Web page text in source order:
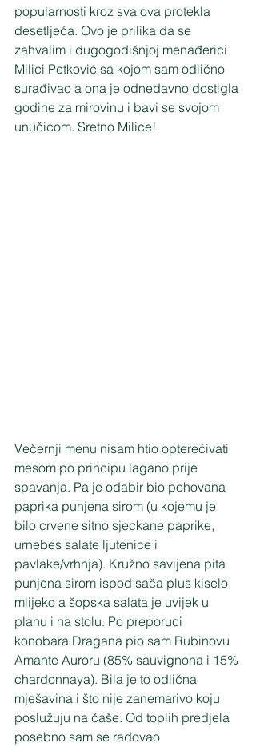
popularnosti kroz sva ova protekla
desetljeća. Ovo je prilika da se
zahvalim i dugogodišnjoj menađerici
Milici Petković sa kojom sam odlično
surađivao a ona je odnedavno dostigla
godine za mirovinu i bavi se svojom
unučicom. Sretno Milice!
Večernji menu nisam htio opterećivati
mesom po principu lagano prije
spavanja. Pa je odabir bio pohovana
paprika punjena sirom (u kojemu je
bilo crvene sitno sjeckane paprike,
urnebes salate ljutenice i
pavlake/vrhnja). Kružno savijena pita
punjena sirom ispod sača plus kiselo
mlijeko a šopska salata je uvijek u
planu i na stolu. Po preporuci
konobara Dragana pio sam Rubinovu
Amante Auroru (85% sauvignona i 15%
chardonnaya). Bila je to odlična
mješavina i što nije zanemarivo koju
poslužuju na čaše. Od toplih predjela
posebno sam se radovao